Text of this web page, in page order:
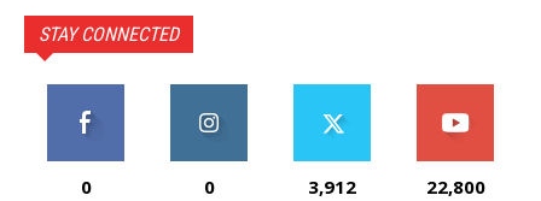
STAY CONNECTED
0 0 3,912 22,800